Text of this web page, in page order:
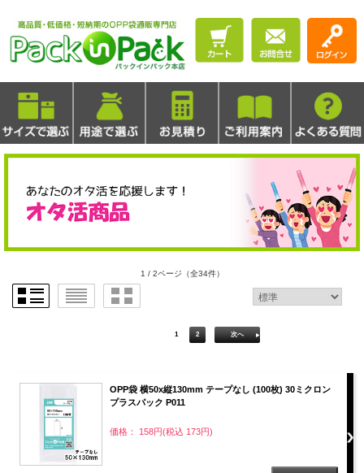
1 / 2ページ （全34件）
1 2 次へ
OPP袋 横50x縦130mm テープなし (100枚) 30ミクロン
プラスパック P011
価格： 158円(税込 173円)